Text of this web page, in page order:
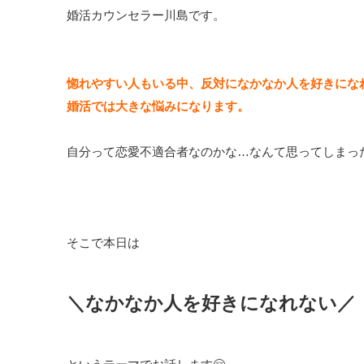
婚活カウンセラー川島です。
惚れやすい人もいる中、反対になかなか人を好きにな
婚活では大きな悩みになります。
自分って恋愛不適合者なのかな…なんて思ってしまっ
そこで本日は
＼なかなか人を好きになれない／